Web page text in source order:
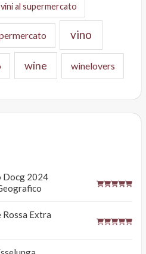
vini al supermercato
vino
wine winelovers
Docg 2024
Rossa Extra